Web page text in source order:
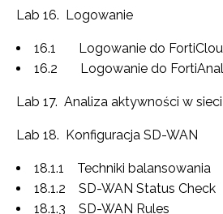
Lab 16. Logowanie
16.1 Logowanie do
16.2 Logowanie do
Lab 17. Analiza aktywności w
Lab 18. Konfiguracja SD-WAN
18.1.1 Techniki balansowania
18.1.2 SD-WAN Status Check
18.1.3 SD-WAN Rules